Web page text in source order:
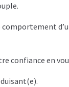
confiance en